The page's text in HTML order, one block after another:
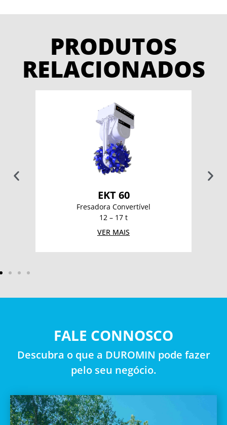
PRODUTOS
RELACIONADOS
EKT 60
Fresadora Convertível
12 – 17 t
VER MAIS
FALE CONNOSCO
Descubra o que a DUROMIN pode fazer
pelo seu negócio.